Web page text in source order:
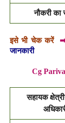
नौकरी का
इसे भी चेक करें
जानकारी
Cg
सहायक